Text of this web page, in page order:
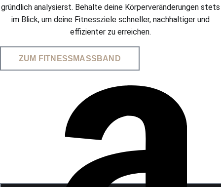
gründlich analysierst. Behalte deine Körperveränderungen stets
im Blick, um deine Fitnessziele schneller, nachhaltiger und
effizienter zu erreichen.
ZUM FITNESSMASSBAND